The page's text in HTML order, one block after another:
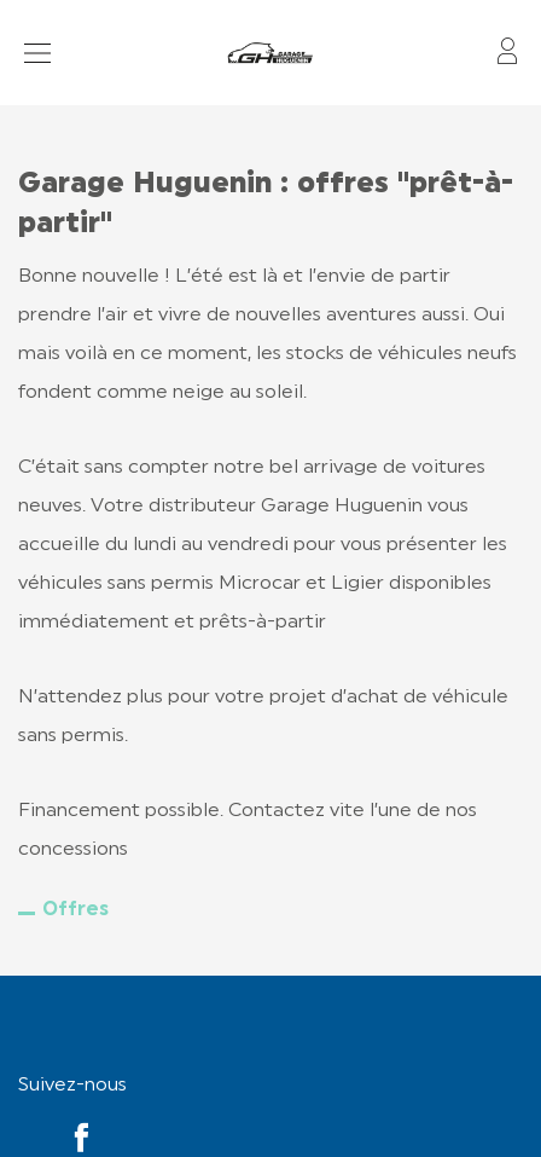
APRÈS-VENTE
FINANCEMENT & ASSURANCE
LOCATION
LIGIER GROUP
Garage Huguenin : offres "prêt-à-
partir"
Bonne nouvelle ! L’été est là et l’envie de partir
prendre l’air et vivre de nouvelles aventures aussi. Oui
mais voilà en ce moment, les stocks de véhicules neufs
fondent comme neige au soleil.
C’était sans compter notre bel arrivage de voitures
neuves. Votre distributeur Garage Huguenin vous
accueille du lundi au vendredi pour vous présenter les
véhicules sans permis Microcar et Ligier disponibles
immédiatement et prêts-à-partir
N’attendez plus pour votre projet d’achat de véhicule
sans permis.
Financement possible. Contactez vite l’une de nos
concessions
Offres
Suivez-nous
YouTube